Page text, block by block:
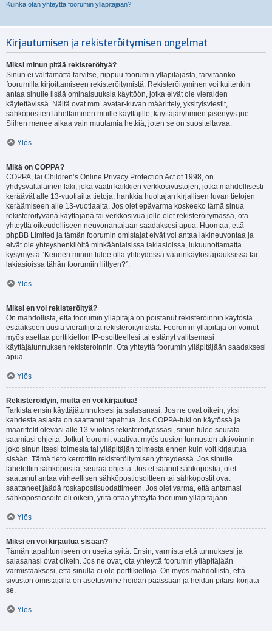
Kuinka otan yhteyttä foorumin ylläpitäjään?
Kirjautumisen ja rekisteröitymisen ongelmat
Miksi minun pitää rekisteröityä?
Sinun ei välttämättä tarvitse, riippuu foorumin ylläpitäjästä, tarvitaanko
foorumilla kirjoittamiseen rekisteröitymistä. Rekisteröityminen voi kuitenkin
antaa sinulle lisää ominaisuuksia käyttöön, jotka eivät ole vieraiden
käytettävissä. Näitä ovat mm. avatar-kuvan määrittely, yksityisviestit,
sähköpostien lähettäminen muille käyttäjille, käyttäjäryhmien jäsenyys jne.
Siihen menee aikaa vain muutamia hetkiä, joten se on suositeltavaa.
Ylös
Mikä on COPPA?
COPPA, tai Children’s Online Privacy Protection Act of 1998, on
yhdysvaltalainen laki, joka vaatii kaikkien verkkosivustojen, jotka mahdollisesti
keräävät alle 13-vuotiailta tietoja, hankkia huoltajan kirjallisen luvan tietojen
keräämiseen alle 13-vuotiaalta. Jos olet epävarma koskeeko tämä sinua
rekisteröityvänä käyttäjänä tai verkkosivua jolle olet rekisteröitymässä, ota
yhteyttä oikeudelliseen neuvonantajaan saadaksesi apua. Huomaa, että
phpBB Limited ja tämän foorumin omistajat eivät voi antaa lakineuvontaa ja
eivät ole yhteyshenkilöitä minkäänlaisissa lakiasioissa, lukuunottamatta
kysymystä “Keneen minun tulee olla yhteydessä väärinkäytöstapauksissa tai
lakiasioissa tähän foorumiin liittyen?”.
Ylös
Miksi en voi rekisteröityä?
On mahdollista, että foorumin ylläpitäjä on poistanut rekisteröinnin käytöstä
estääkseen uusia vierailijoita rekisteröitymästä. Foorumin ylläpitäjä on voinut
myös asettaa porttikiellon IP-osoitteellesi tai estänyt valitsemasi
käyttäjätunnuksen rekisteröinnin. Ota yhteyttä foorumin ylläpitäjään saadaksesi
apua.
Ylös
Rekisteröidyin, mutta en voi kirjautua!
Tarkista ensin käyttäjätunnuksesi ja salasanasi. Jos ne ovat oikein, yksi
kahdesta asiasta on saattanut tapahtua. Jos COPPA-tuki on käytössä ja
määrittelit olevasi alle 13-vuotias rekisteröityessäsi, sinun tulee seurata
saamiasi ohjeita. Jotkut foorumit vaativat myös uusien tunnusten aktivoinnin
joko sinun itsesi toimesta tai ylläpitäjän toimesta ennen kuin voit kirjautua
sisään. Tämä tieto kerrottiin rekisteröitymisen yhteydessä. Jos sinulle
lähetettiin sähköpostia, seuraa ohjeita. Jos et saanut sähköpostia, olet
saattanut antaa virheellisen sähköpostiosoitteen tai sähköpostit ovat
saattaneet jäädä roskapostisuodattimeen. Jos olet varma, että antamasi
sähköpostiosoite oli oikein, yritä ottaa yhteyttä foorumin ylläpitäjään.
Ylös
Miksi en voi kirjautua sisään?
Tämän tapahtumiseen on useita syitä. Ensin, varmista että tunnuksesi ja
salasanasi ovat oikein. Jos ne ovat, ota yhteyttä foorumin ylläpitäjään
varmistaaksesi, että sinulla ei ole porttikieltoja. On myös mahdollista, että
sivuston omistajalla on asetusvirhe heidän päässään ja heidän pitäisi korjata
se.
Ylös